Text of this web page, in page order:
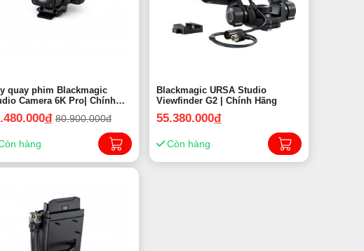
quay phim Blackmagic
Camera 6K Pro| Chính
đ 80.900.000đ
hàng
Blackmagic URSA Studio
Viewfinder G2 | Chính Hãng
55.380.000đ
Còn hàng